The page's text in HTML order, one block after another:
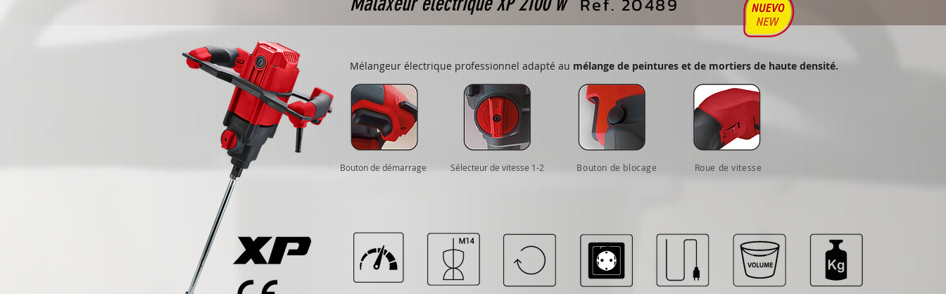
Mélangeur électrique professionnel adapté au mélange de peintures et de mortiers de haute densité.
Bouton de démarrage Sélecteur de vitesse 1-2 Bouton de blocage Roue de vitesse